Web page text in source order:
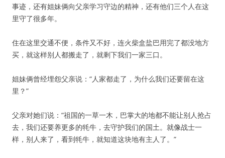
事迹，还有姐妹俩向父亲学习守边的精神，还有他们三个人在这
里守了很多年。
住在这里交通不便，条件又不好，连火柴盒盐巴用完了都没地方
买，就这样别人都搬走了，就剩下我们一家三口。
姐妹俩曾经埋怨父亲说：“人家都走了，为什么我们还要留在这
里？”
父亲对她们说：“祖国的一草一木，巴掌大的地都不能让别人抢占
去，我们还要养更多的牦牛，去守护我们的国土。就像战士一
样，别人来了，看到牦牛，就知道这块地有主人了。”